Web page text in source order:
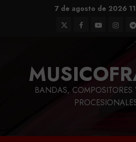
7 de agosto de 2026
TwitterFacebook
Youtube
BANDAS, COMPOSITORES